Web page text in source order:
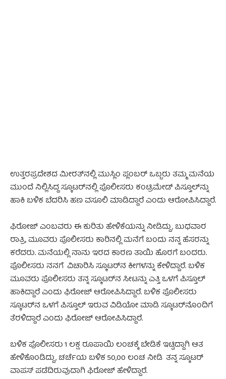
ಉತ್ತರಪ್ರದೇಶದ ಮೀರತ್‌ನಲ್ಲಿ ಮುಸ್ಲಿಂ ಪ್ಲಂಬರ್ ಒಬ್ಬರು ತಮ್ಮ ಮನೆಯ
ಮುಂದೆ ನಿಲ್ಲಿಸಿದ್ದ ಸ್ಕೂಟರ್‌ನಲ್ಲಿ ಪೊಲೀಸರು ಕಂಟ್ರಿಮೇಡ್ ಪಿಸ್ತೂಲ್‌ನ್ನು
ಹಾಕಿ ಬಳಿಕ ಬೆದರಿಸಿ ಹಣ ವಸೂಲಿ ಮಾಡಿದ್ದಾರೆ ಎಂದು ಆರೋಪಿಸಿದ್ದಾರೆ.
ಫಿರೋಜ್‌ ಎಂಬವರು ಈ ಕುರಿತು ಹೇಳಿಕೆಯನ್ನು ನೀಡಿದ್ದು, ಬುಧವಾರ
ರಾತ್ರಿ, ಮೂವರು ಪೊಲೀಸರು ಕಾರಿನಲ್ಲಿ ಮನೆಗೆ ಬಂದು ನನ್ನ ಹೆಸರನ್ನು
ಕರೆದರು. ಮನೆಯಲ್ಲಿ ನಾನು ಇರದ ಕಾರಣ ತಾಯಿ ಹೊರಗೆ ಬಂದರು.
ಪೊಲೀಸರು ನನಗೆ ವಿಚಾರಿಸಿ ಸ್ಕೂಟರ್‌ನ ಕೀಗಳನ್ನು ಕೇಳಿದ್ದಾರೆ. ಬಳಿಕ
ಮೂವರು ಪೊಲೀಸರು ತನ್ನ ಸ್ಕೂಟರ್‌ನ ಸೀಟನ್ನು ಎತ್ತಿ ಒಳಗೆ ಪಿಸ್ತೂಲ್
ಹಾಕಿದ್ದಾರೆ ಎಂದು ಫಿರೋಜ್ ಆರೋಪಿಸಿದ್ದಾರೆ. ಬಳಿಕ ಪೊಲೀಸರು
ಸ್ಕೂಟರ್‌ನ ಒಳಗೆ ಪಿಸ್ತೂಲ್ ಇರುವ ವಿಡಿಯೋ ಮಾಡಿ ಸ್ಕೂಟರ್‌ನೊಂದಿಗೆ
ತೆರಳಿದ್ದಾರೆ ಎಂದು ಫಿರೋಜ್‌ ಆರೋಪಿಸಿದ್ದಾರೆ.
ಬಳಿಕ ಪೊಲೀಸರು 1 ಲಕ್ಷ ರೂಪಾಯಿ ಲಂಚಕ್ಕೆ ಬೇಡಿಕೆ ಇಟ್ಟಿದ್ದಾಗಿ ಆತ
ಹೇಳಿಕೊಂಡಿದ್ದು, ಚರ್ಚೆಯ ಬಳಿಕ 50,00 ಲಂಚ ನೀಡಿ ತನ್ನ ಸ್ಕೂಟರ್
ವಾಪಸ್ ಪಡೆದಿರುವುದಾಗಿ ಫಿರೋಜ್‌ ಹೇಳಿದ್ದಾರೆ.